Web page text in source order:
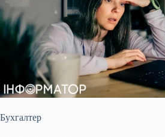
Бухгалтер